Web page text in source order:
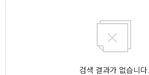
검색 결과가 없습니다.